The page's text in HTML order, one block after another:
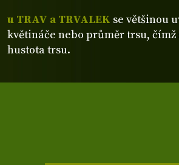
u TRAV a TRVALEK se většinou
květináče nebo průměr trsu, čímž
hustota trsu.